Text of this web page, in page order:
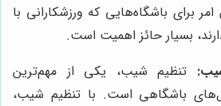
برای باشگاه‌هایی که ورزشکارانی با
بسیار حائز اهمیت است.
تنظیم شیب، یکی از مهم‌ترین
باشگاهی است. با تنظیم شیب،